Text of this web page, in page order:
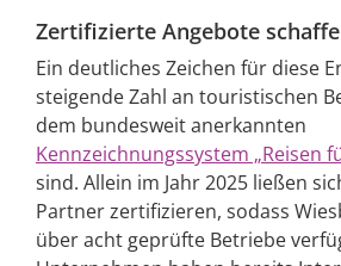
Zertifizierte Angebote
Ein deutliches Zeichen für diese
steigende Zahl an touristischen
dem bundesweit anerkannten
Kennzeichnungssystem „Reisen
sind. Allein im Jahr 2025 ließen
Partner zertifizieren, sodass
über acht geprüfte Betriebe